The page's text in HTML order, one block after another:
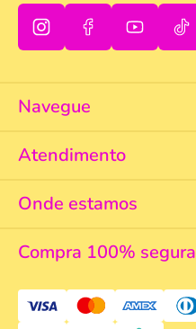
Navegue
Atendimento
Onde estamos
Compra 100% segura